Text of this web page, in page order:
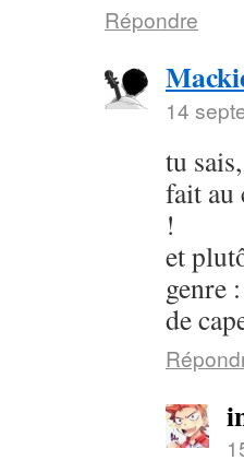
Répondre
14
tu
fait au
!
et
genre
de